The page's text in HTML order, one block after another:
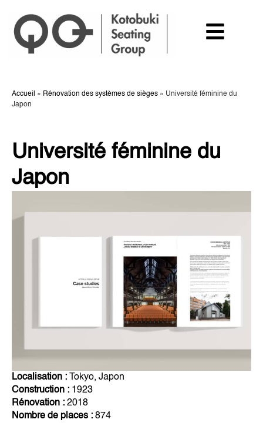
Accueil » Rénovation des systèmes de sièges » Université féminine du
Japon
Université féminine du
Japon
Localisation : Tokyo, Japon
Construction : 1923
Rénovation : 2018
Nombre de places : 874